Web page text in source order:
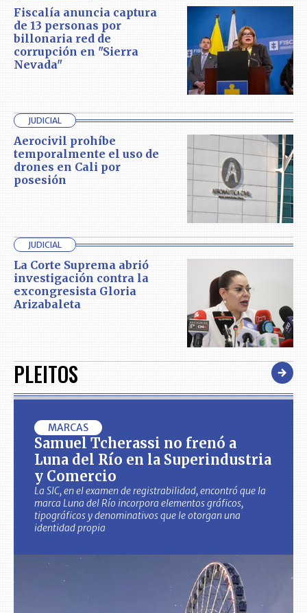
Fiscalía anuncia captura
de 13 personas por
billonaria red de
corrupción en "Sierra
Nevada"
JUDICIAL
Aerocivil prohíbe
temporalmente el uso de
drones en Cali por
posesión
JUDICIAL
La Corte Suprema abrió
investigación contra la
excongresista Gloria
Arizabaleta
PLEITOS
MARCAS
Samuel Tcherassi no frenó a
Luna del Río en la Superindustria
y Comercio
La SIC, en el examen de registrabilidad, encontró que la
marca Luna del Río incorpora elementos gráficos,
tipográficos y denominativos que le otorgan una
identidad propia